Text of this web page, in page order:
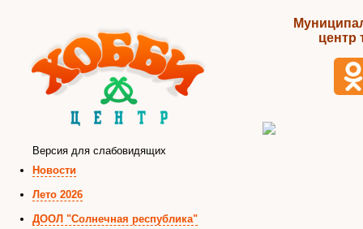
Версия для слабовидящих
Новости
Лето 2026
ДООЛ "Солнечная республика"
центр